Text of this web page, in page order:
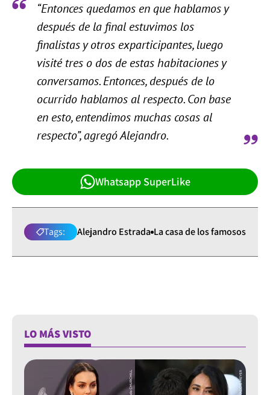
“Entonces quedamos en que hablamos y
después de la final estuvimos los
finalistas y otros exparticipantes, luego
visité tres o dos de estas habitaciones y
conversamos. Entonces, después de lo
ocurrido hablamos al respecto. Con base
en esto, entendimos muchas cosas al
respecto”, agregó Alejandro.
Whatsapp SuperLike
Tags: Alejandro Estrada La casa de los famosos
LO MÁS VISTO